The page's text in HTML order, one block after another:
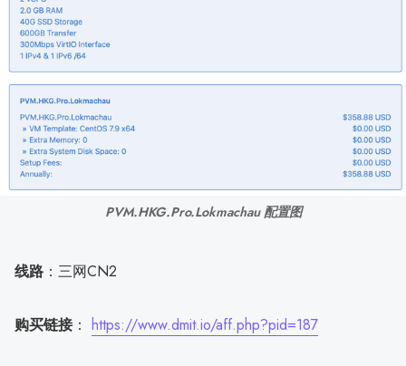
PVM.HKG.Pro.Lokmachau 配置图
线路 ：三网CN2
购买链接： https://www.dmit.io/aff.php?pid=187